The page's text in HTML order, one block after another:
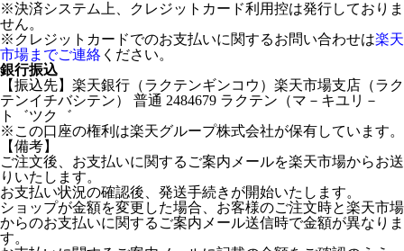
※決済システム上、クレジットカード利用控は発行しておりま
せん。
※クレジットカードでのお支払いに関するお問い合わせは楽天
市場までご連絡 ください。
銀行振込
【振込先】楽天銀行（ラクテンギンコウ）楽天市場支店（ラク
テンイチバシテン） 普通 2484679 ラクテン（マ－キユリ－
ト゛ツク゛
※この口座の権利は楽天グループ株式会社が保有しています。
【備考】
ご注文後、お支払いに関するご案内メールを楽天市場からお送
りいたします。
お支払い状況の確認後、発送手続きが開始いたします。
ショップが金額を変更した場合、お客様のご注文時と楽天市場
からのお支払いに関するご案内メール送信時で金額が異なりま
す。